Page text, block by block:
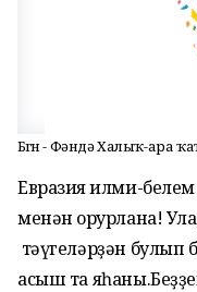
Бөгөн - Фәндә Халыҡ-ара
Евразия ғилми-
менән ғорурлана!
тәүгеләрҙән булып
асыш та